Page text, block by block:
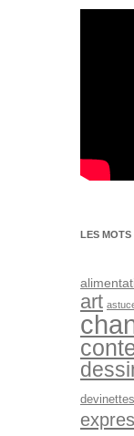
LES
art
devinettes